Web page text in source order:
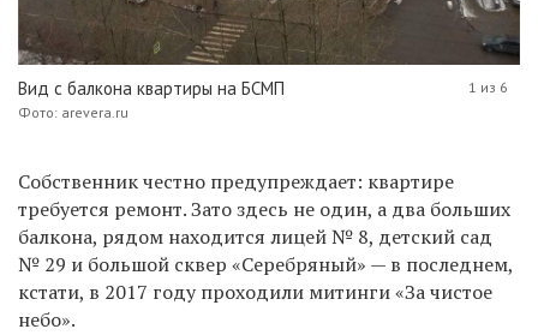
Вид с балкона квартиры на БСМП
Фото: arevera.ru
1 из 6
Собственник честно предупреждает: квартире
требуется ремонт. Зато здесь не один, а два больших
балкона, рядом находится лицей № 8, детский сад
№ 29 и большой сквер «Серебряный» — в последнем,
кстати, в 2017 году проходили митинги «За чистое
небо».